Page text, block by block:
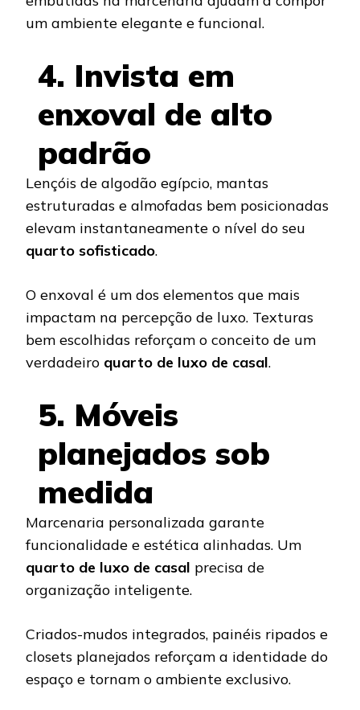
um ambiente elegante e funcional.
4. Invista em
enxoval de alto
padrão
Lençóis de algodão egípcio, mantas
estruturadas e almofadas bem posicionadas
elevam instantaneamente o nível do seu
quarto sofisticado.
O enxoval é um dos elementos que mais
impactam na percepção de luxo. Texturas
bem escolhidas reforçam o conceito de um
verdadeiro quarto de luxo de casal.
5. Móveis
planejados sob
medida
Marcenaria personalizada garante
funcionalidade e estética alinhadas. Um
quarto de luxo de casal precisa de
organização inteligente.
Criados-mudos integrados, painéis ripados e
closets planejados reforçam a identidade do
espaço e tornam o ambiente exclusivo.